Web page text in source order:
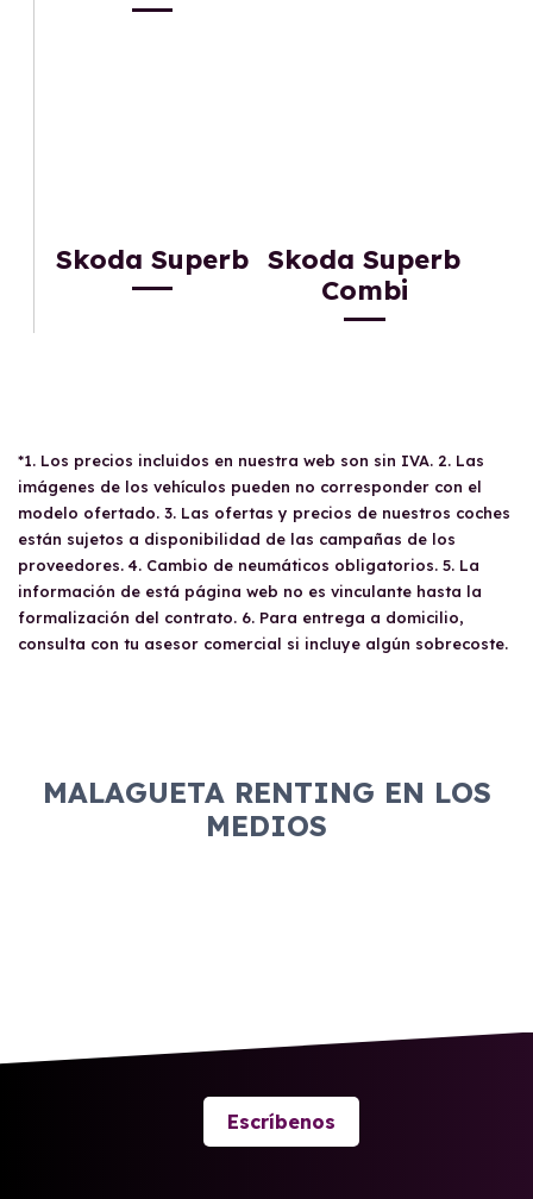
Skoda Superb Skoda Superb
Combi
*1. Los precios incluidos en nuestra web son sin IVA. 2. Las
imágenes de los vehículos pueden no corresponder con el
modelo ofertado. 3. Las ofertas y precios de nuestros coches
están sujetos a disponibilidad de las campañas de los
proveedores. 4. Cambio de neumáticos obligatorios. 5. La
información de está página web no es vinculante hasta la
formalización del contrato. 6. Para entrega a domicilio,
consulta con tu asesor comercial si incluye algún sobrecoste.
MALAGUETA RENTING EN LOS
MEDIOS
Escríbenos